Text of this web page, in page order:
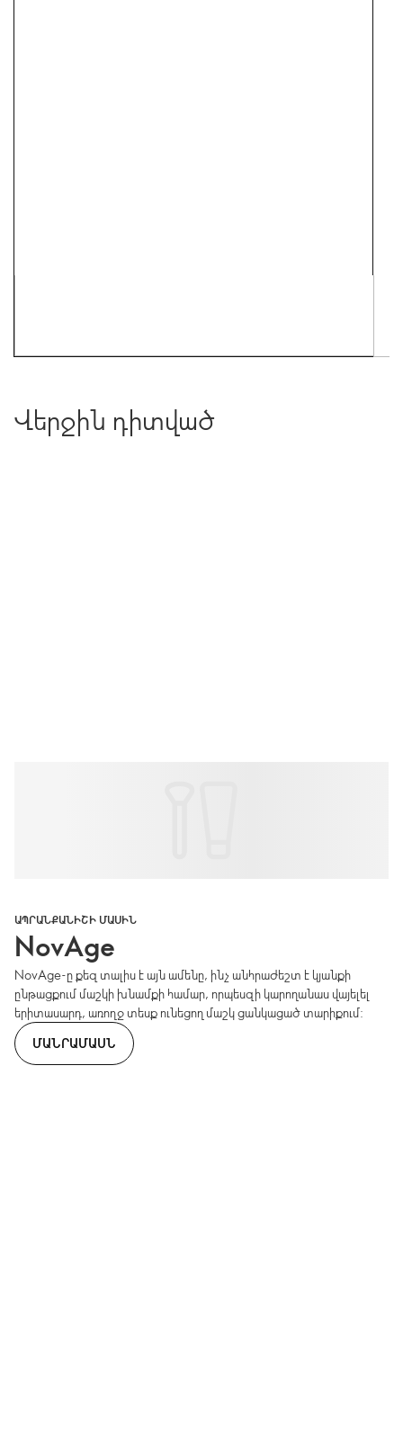
Վերջին դիտված
ԱՊՐԱՆՔԱՆԻՇԻ ՄԱՍԻՆ
NovAge
NovAge-ը քեզ տալիս է այն ամենը, ինչ անհրաժեշտ է կյանքի
ընթացքում մաշկի խնամքի համար, որպեսզի կարողանաս վայելել
երիտասարդ, առողջ տեսք ունեցող մաշկ ցանկացած տարիքում:
ՄԱՆՐԱՄԱՍՆ